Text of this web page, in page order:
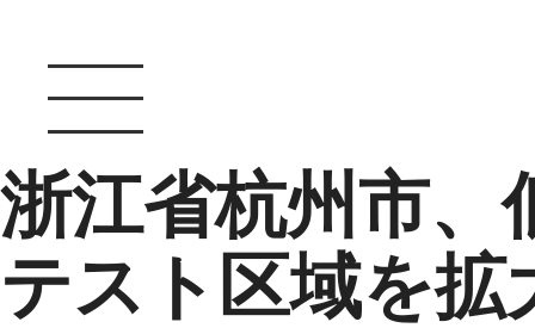
浙江省杭州市、
テスト区域を拡